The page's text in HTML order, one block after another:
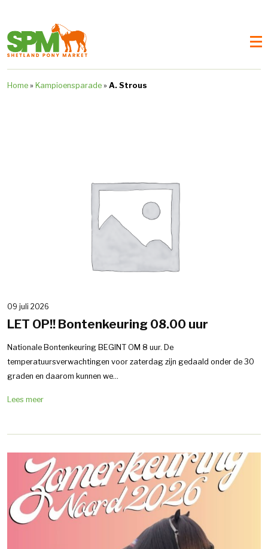
Home » Kampioensparade » A. Strous
09 juli 2026
LET OP!! Bontenkeuring 08.00 uur
Nationale Bontenkeuring BEGINT OM 8 uur. De
temperatuursverwachtingen voor zaterdag zijn gedaald onder de 30
graden en daarom kunnen we...
Lees meer